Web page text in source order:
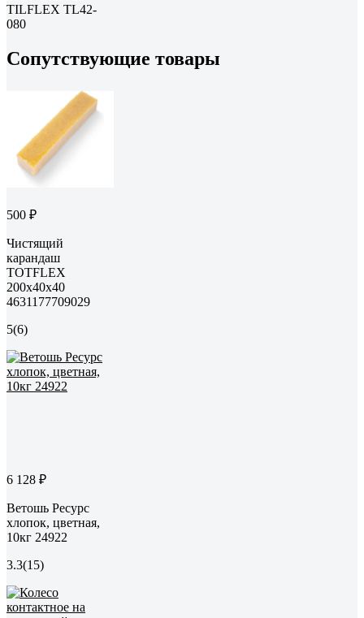
TILFLEX TL42-
080
Сопутствующие товары
500 ₽
Чистящий
карандаш
TOTFLEX
200x40x40
4631177709029
5(6)
6 128 ₽
Ветошь Ресурс
хлопок, цветная,
10кг 24922
3.3(15)